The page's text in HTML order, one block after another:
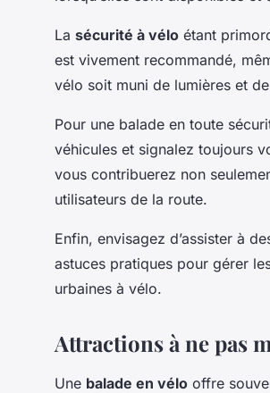
La sécurité à vélo étant
est vivement recommandé,
vélo soit muni de lumières et
Pour une balade en toute
véhicules et signalez toujours
vous contribuerez non
utilisateurs de la route.
Enfin, envisagez d’assister à
astuces pratiques pour gérer
urbaines à vélo.
Attractions à ne pas
Une balade en vélo offre